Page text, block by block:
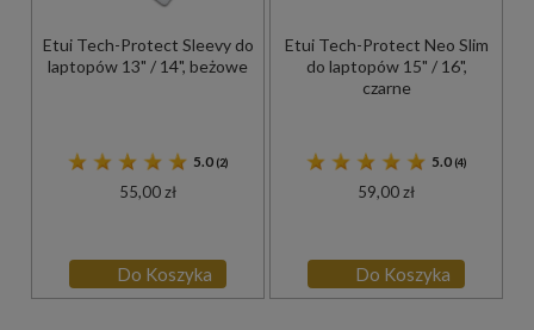
Etui Tech-Protect Sleevy do
laptopów 13" / 14", beżowe
5.0 (2)
55,00 zł
Do Koszyka
Etui Tech-Protect Neo Slim
do laptopów 15" / 16",
czarne
5.0 (4)
59,00 zł
Do Koszyka